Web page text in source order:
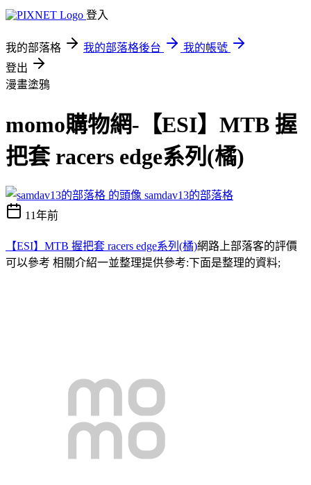
登入
我的部落格 我的部落格後台
我的帳號
登出
漫畫塗鴉
momo購物網-【ESI】MTB 握
把套 racers edge系列(橘)
samdav13的部落格
11年前
【ESI】MTB 握把套 racers edge系列(橘)網路上部落客的評價
可以參考 相關介紹一並整理提供參考:下面是整理的資料;